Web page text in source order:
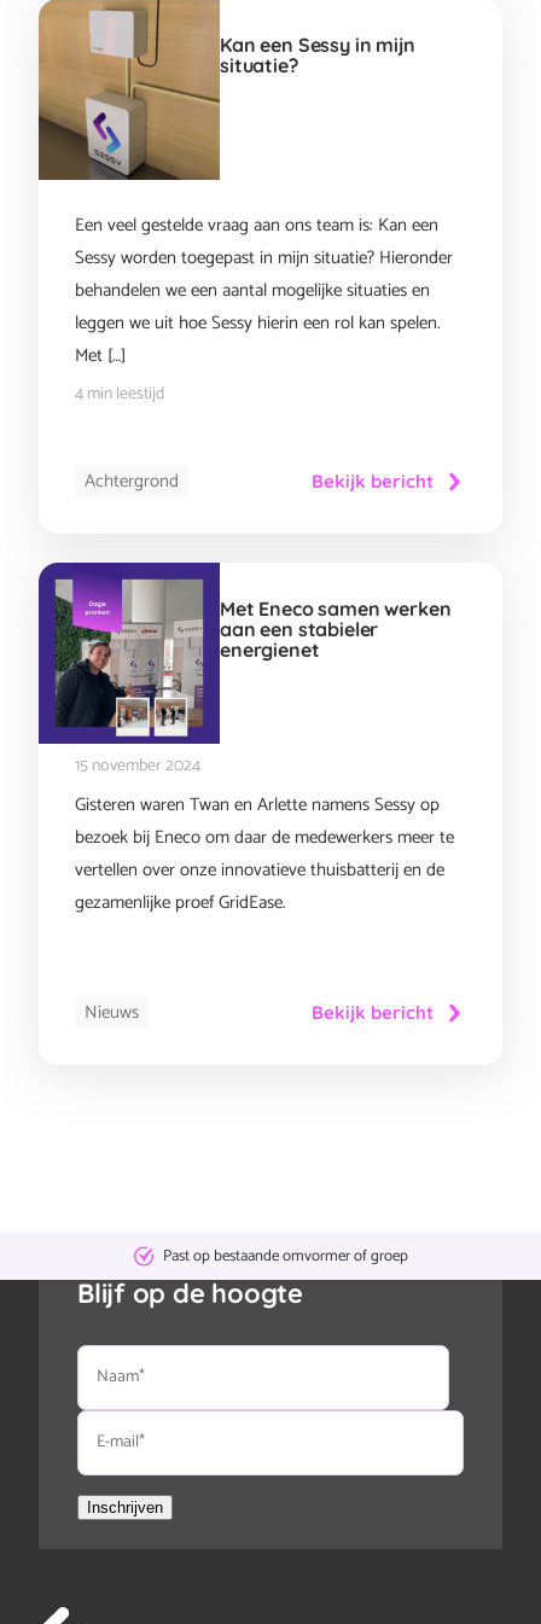
Kan een Sessy in mijn
situatie?
Een veel gestelde vraag aan ons team is: Kan een
Sessy worden toegepast in mijn situatie? Hieronder
behandelen we een aantal mogelijke situaties en
leggen we uit hoe Sessy hierin een rol kan spelen.
Met […]
4 min leestijd
Achtergrond Bekijk bericht
Met Eneco samen werken
aan een stabieler
energienet
15 november 2024
Gisteren waren Twan en Arlette namens Sessy op
bezoek bij Eneco om daar de medewerkers meer te
vertellen over onze innovatieve thuisbatterij en de
gezamenlijke proef GridEase.
Nieuws Bekijk bericht
Geenabonnementskosten
Blijf op de hoogte
Naam
E-
mail
Inschrijven